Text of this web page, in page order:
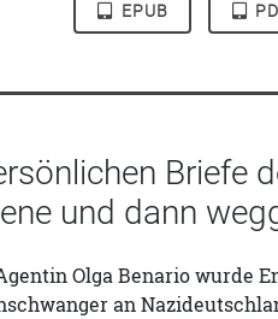
EPUB
Briefe
und dann
Olga Benario wurde
an